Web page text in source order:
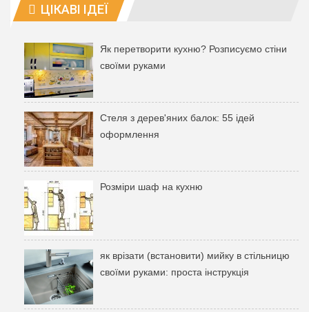
ЦІКАВІ ІДЕЇ
Як перетворити кухню? Розписуємо стіни
своїми руками
Стеля з дерев'яних балок: 55 ідей
оформлення
Розміри шаф на кухню
як врізати (встановити) мийку в стільницю
своїми руками: проста інструкція